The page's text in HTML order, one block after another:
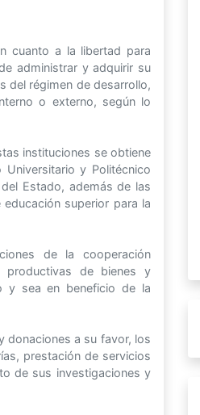
cuanto a la libertad para
administrar y adquirir su
del régimen de desarrollo,
o externo, según lo
instituciones se obtiene
y Politécnico
Estado, además de las
superior para la
de la cooperación
productivas de bienes y
y sea en beneficio de la
donaciones a su favor, los
prestación de servicios
de sus investigaciones y